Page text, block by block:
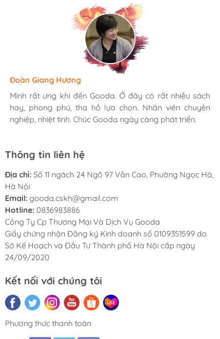
Hương Suri
Mình rất ưng khi đến Gooda. Ở đây có rất nhiều sách
hay, phong phú, tha hồ lựa chọn. Nhân viên chuyên
nghiệp, nhiệt tình. Chúc Gooda ngày càng phát triển.
Đoàn Giang Hương
Mình rất ưng khi đến Gooda. Ở đây có rất nhiều sách
hay, phong phú, tha hồ lựa chọn. Nhân viên chuyên
nghiệp, nhiệt tình. Chúc Gooda ngày càng phát triển.
Ngọc Anh
Mình rất ưng khi đến Gooda. Ở đây có rất nhiều sách
hay, phong phú, tha hồ lựa chọn. Nhân viên chuyên
nghiệp, nhiệt tình. Chúc Gooda ngày càng phát triển.
Thông tin liên hệ
Địa chỉ: Số 11 ngách 24 Ngõ 97 Văn Cao, Phường Ngọc Hà,
Hà Nội
Email: gooda.cskh@gmail.com
Hotline: 0836983886
Công Ty Cp Thương Mại Và Dịch Vụ Gooda
Giấy chứng nhận Đăng ký Kinh doanh số 0109351599 do
Sở Kế Hoạch và Đầu Tư Thành phố Hà Nội cấp ngày
24/09/2020
Kết nối với chúng tôi
Phương thức thanh toán